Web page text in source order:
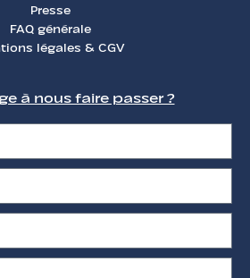
Presse
FAQ générale
légales & CGV
à nous faire passer ?